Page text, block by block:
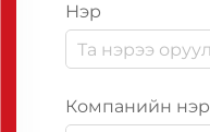
Нэр
Компанийн нэр